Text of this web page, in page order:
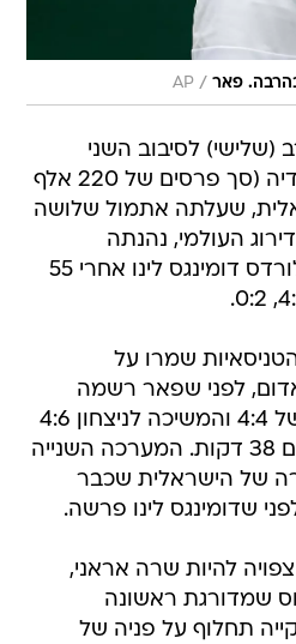
פאר /
AP
לסיבוב השני
בטורניר בסטאד שבשבדיה (סך פרסים של 220 אלף
שעלתה אתמול שלושה
למקום ה-47 בדירוג העולמי, נהנתה
מפרישתה של יריבתה לורדס דומינגס לינו אחרי 55
שמרו על
לפני שפאר רשמה
שבירה ראשונה במצב של 4:4 והמשיכה לניצחון 4:6
במערכה הראשונה בתום 38 דקות. המערכה השנייה
של הישראלית שכבר
להיות שרה אראני,
שמדורגת ראשונה
תחלוף על פניה של